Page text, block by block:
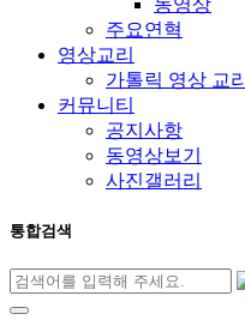
주요연혁
영상교리
가톨릭 영상 교리
커뮤니티
공지사항
동영상보기
사진갤러리
통합검색